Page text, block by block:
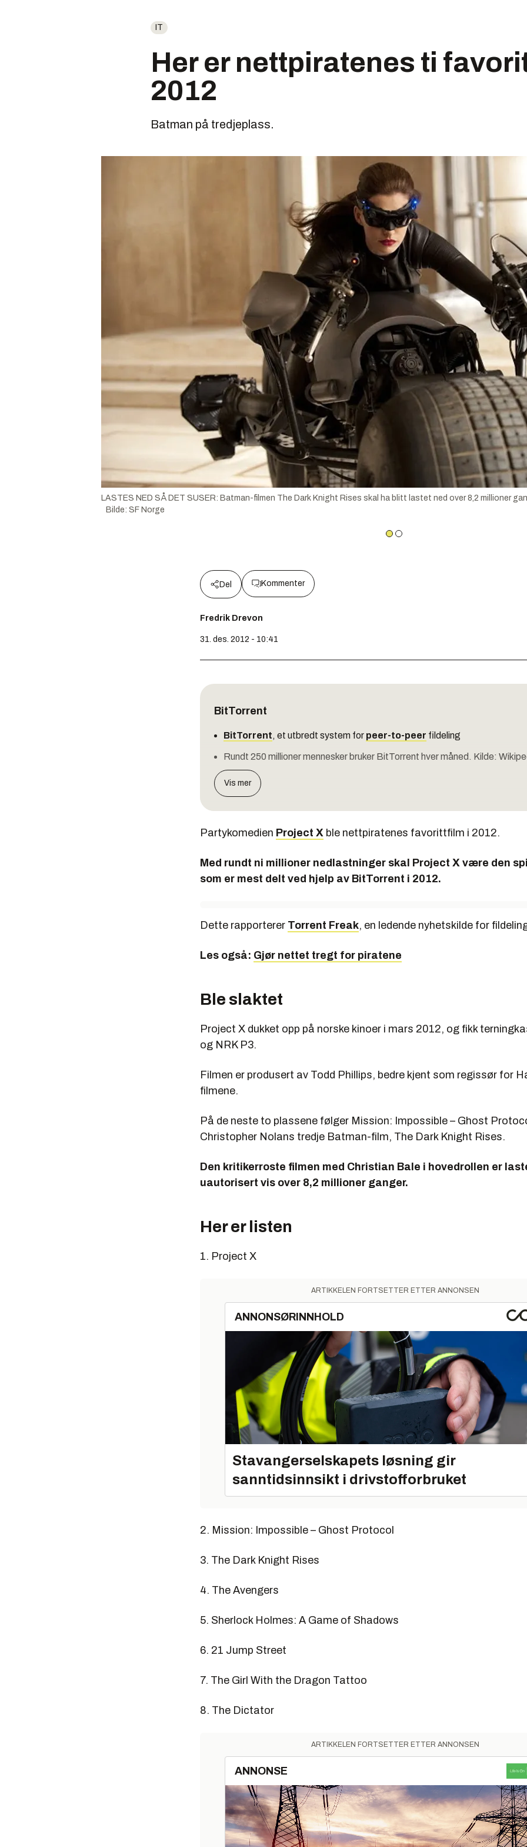
IT
Her er nettpiratenes ti
2012
Batman på tredjeplass.
LASTES NED SÅ DET SUSER: Batman-filmen The Dark Knight Rises skal ha blitt lastet ned over 8,2 millioner
Bilde: SF Norge
Del Kommenter
Fredrik Drevon
31. des. 2012 - 10:41
BitTorrent
BitTorrent, et utbredt system for peer-to-peer fildeling
Rundt 250 millioner mennesker bruker BitTorrent hver måned. Kilde:
Vis mer
Partykomedien Project X ble nettpiratenes favorittfilm i 2012.
Med rundt ni millioner nedlastninger skal Project X være den
som er mest delt ved hjelp av BitTorrent i 2012.
Dette rapporterer Torrent Freak, en ledende nyhetskilde for
Les også: Gjør nettet tregt for piratene
Ble slaktet
Project X dukket opp på norske kinoer i mars 2012, og fikk
og NRK P3.
Filmen er produsert av Todd Phillips, bedre kjent som regissør for
filmene.
På de neste to plassene følger Mission: Impossible – Ghost
Christopher Nolans tredje Batman-film, The Dark Knight Rises.
Den kritikerroste filmen med Christian Bale i hovedrollen er
uautorisert vis over 8,2 millioner ganger.
Her er listen
1. Project X
ARTIKKELEN FORTSETTER ETTER ANNONSEN
ANNONSØRINNHOLD
Stavangerselskapets løsning gir
sanntidsinnsikt i drivstofforbruket
2. Mission: Impossible – Ghost Protocol
3. The Dark Knight Rises
4. The Avengers
5. Sherlock Holmes: A Game of Shadows
6. 21 Jump Street
7. The Girl With the Dragon Tattoo
8. The Dictator
ARTIKKELEN FORTSETTER ETTER ANNONSEN
ANNONSE